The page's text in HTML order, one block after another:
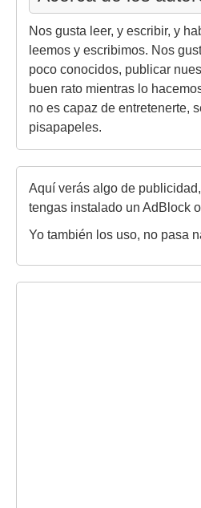
Nos gusta leer, y escribir, y
leemos y escribimos. Nos
poco conocidos, publicar
buen rato mientras lo
no es capaz de entretenerte,
pisapapeles.
Aquí verás algo de
tengas instalado un AdBlock
Yo también los uso, no pasa